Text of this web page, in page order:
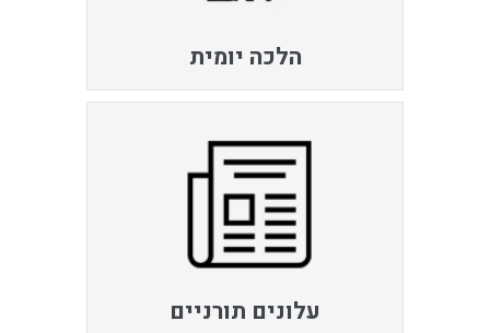
הלכה יומית
עלונים תורניים